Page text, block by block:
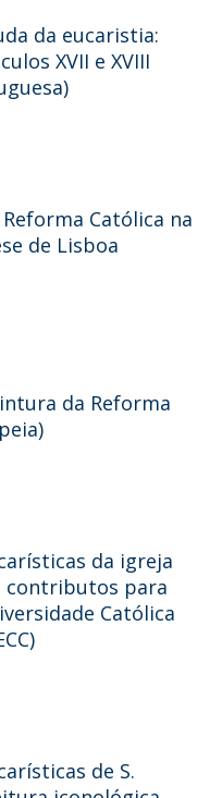
da eucaristia:
XVII e XVIII
Católica na
de Lisboa
da Reforma
da igreja
contributos para
Católica
de S.